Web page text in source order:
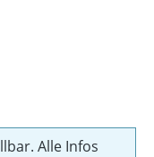
Alle Infos